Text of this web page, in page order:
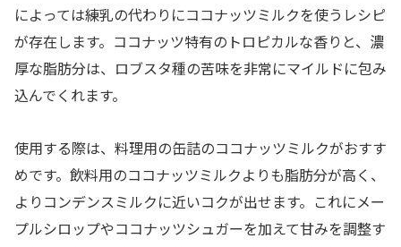
によっては練乳の代わりにココナッツミルクを使うレシピ
が存在します。ココナッツ特有のトロピカルな香りと、濃
厚な脂肪分は、ロブスタ種の苦味を非常にマイルドに包み
込んでくれます。
使用する際は、料理用の缶詰のココナッツミルクがおすす
めです。飲料用のココナッツミルクよりも脂肪分が高く、
よりコンデンスミルクに近いコクが出せます。これにメー
プルシロップやココナッツシュガーを加えて甘みを調整す